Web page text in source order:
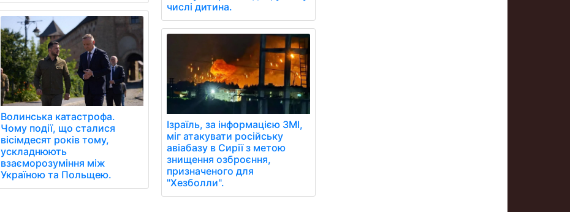
Волинська катастрофа.
Чому події, що сталися
вісімдесят років тому,
ускладнюють
взаєморозуміння між
Україною та Польщею.
числі дитина.
Ізраїль, за інформацією ЗМІ,
міг атакувати російську
авіабазу в Сирії з метою
знищення озброєння,
призначеного для
"Хезболли".